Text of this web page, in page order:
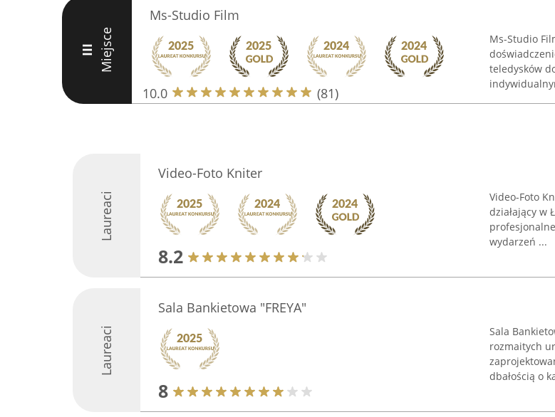
III Miejsce
Ms-Studio Film
10.0 (81)
Ms-Studio
teledysków
Laureaci
Video-Foto Kniter
8.2
Video-Foto
działający w
wydarzeń ...
Laureaci
Sala Bankietowa "FREYA"
8
Sala
rozmaitych
dbałością o